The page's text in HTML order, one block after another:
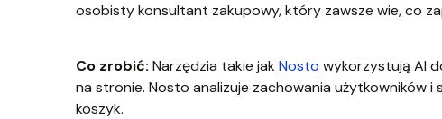
osobisty konsultant zakupowy, który zawsze wie, co
Co zrobić: Narzędzia takie jak Nosto wykorzystują AI
na stronie. Nosto analizuje zachowania użytkowników
koszyk.